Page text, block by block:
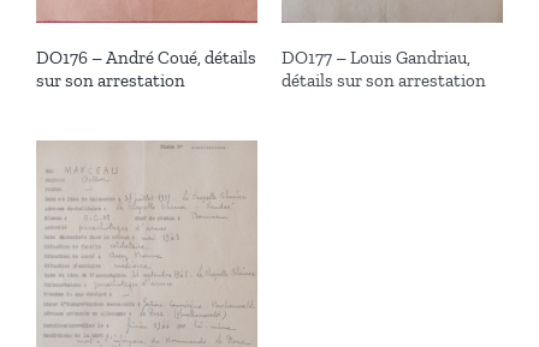
DO176 – André Coué, détails
sur son arrestation
DO177 – Louis Gandriau,
détails sur son arrestation